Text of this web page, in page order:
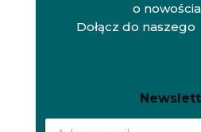
o
Dołącz do
e
w
e
w